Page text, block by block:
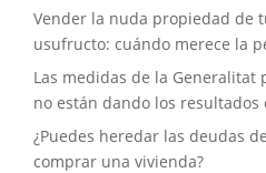
Vender la nuda propiedad de
usufructo: cuándo merece la
Las medidas de la
no están dando los resultados
¿Puedes heredar las deudas
comprar una vivienda?